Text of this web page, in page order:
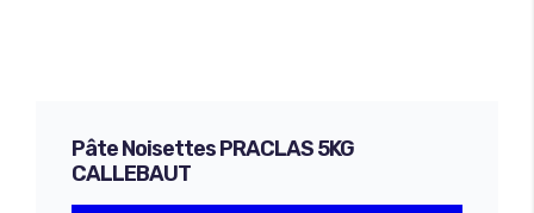
Pâte Noisettes PRACLAS 5KG
CALLEBAUT